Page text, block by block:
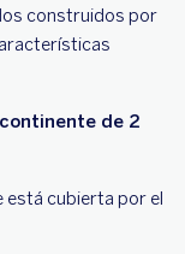
construidos por
de 2
está cubierta por el